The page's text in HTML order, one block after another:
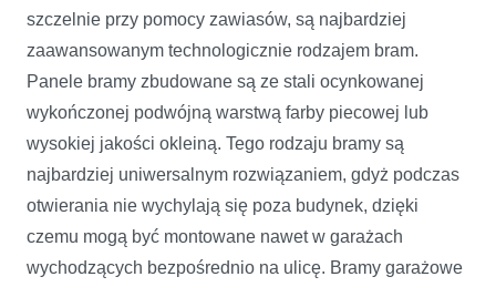
szczelnie przy pomocy zawiasów, są najbardziej
zaawansowanym technologicznie rodzajem bram.
Panele bramy zbudowane są ze stali ocynkowanej
wykończonej podwójną warstwą farby piecowej lub
wysokiej jakości okleiną. Tego rodzaju bramy są
najbardziej uniwersalnym rozwiązaniem, gdyż podczas
otwierania nie wychylają się poza budynek, dzięki
czemu mogą być montowane nawet w garażach
wychodzących bezpośrednio na ulicę. Bramy garażowe